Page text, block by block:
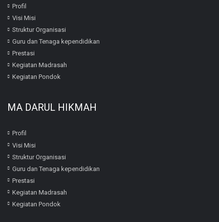
Profil
Visi Misi
Struktur Organisasi
Guru dan Tenaga kependidikan
Prestasi
Kegiatan Madrasah
Kegiatan Pondok
MA DARUL HIKMAH
Profil
Visi Misi
Struktur Organisasi
Guru dan Tenaga kependidikan
Prestasi
Kegiatan Madrasah
Kegiatan Pondok